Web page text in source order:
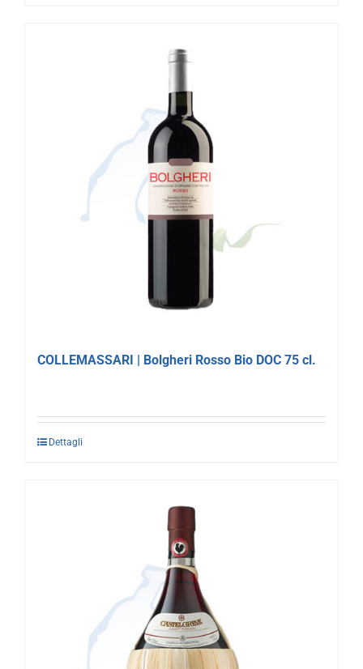
COLLEMASSARI | Bolgheri Rosso Bio DOC 75 cl.
Dettagli